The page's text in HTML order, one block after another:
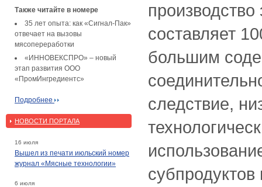
Также читайте в номере
35 лет опыта: как «Сигнал-Пак»
отвечает на вызовы
мясопереработки
«ИННОВЕКСПРО» – новый
этап развития ООО
«ПромИнгредиентс»
Подробнее
НОВОСТИ ПОРТАЛА
16 июля
Вышел из печати июльский номер
журнал «Мясные технологии»
6 июля
производство
составляет
большим
следствие,